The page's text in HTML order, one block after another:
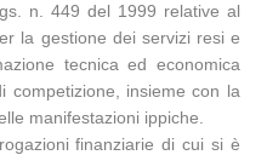
n. 449 del 1999 relative al
la gestione dei servizi resi e
tecnica ed economica
competizione, insieme con la
manifestazioni ippiche.
finanziarie di cui si è